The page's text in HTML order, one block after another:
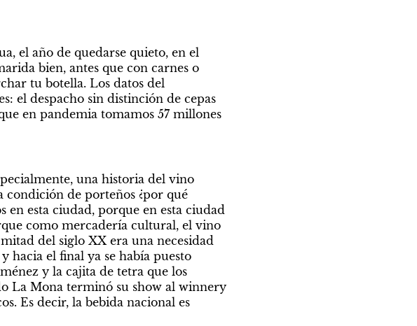
el año de quedarse quieto, en el
bien, antes que con carnes o
tu botella. Los datos del
el despacho sin distinción de cepas
en pandemia tomamos 57 millones
una historia del vino
condición de porteños ¿por qué
en esta ciudad, porque en esta ciudad
como mercadería cultural, el vino
del siglo XX era una necesidad
hacia el final ya se había puesto
y la cajita de tetra que los
La Mona terminó su show al winnery
Es decir, la bebida nacional es